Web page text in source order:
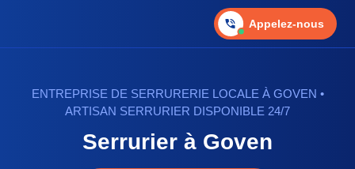
Appelez-nous
ENTREPRISE DE SERRURERIE LOCALE À GOVEN •
ARTISAN SERRURIER DISPONIBLE 24/7
Serrurier à Goven